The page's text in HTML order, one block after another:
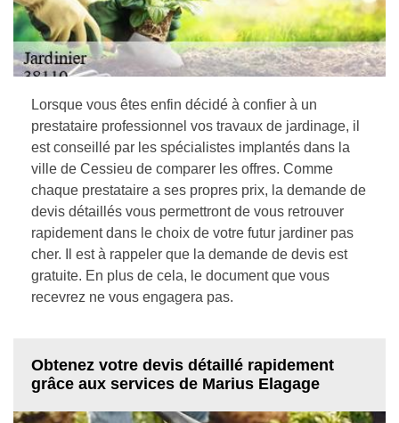
Lorsque vous êtes enfin décidé à confier à un
prestataire professionnel vos travaux de jardinage, il
est conseillé par les spécialistes implantés dans la
ville de Cessieu de comparer les offres. Comme
chaque prestataire a ses propres prix, la demande de
devis détaillés vous permettront de vous retrouver
rapidement dans le choix de votre futur jardiner pas
cher. Il est à rappeler que la demande de devis est
gratuite. En plus de cela, le document que vous
recevrez ne vous engagera pas.
Obtenez votre devis détaillé rapidement
grâce aux services de Marius Elagage